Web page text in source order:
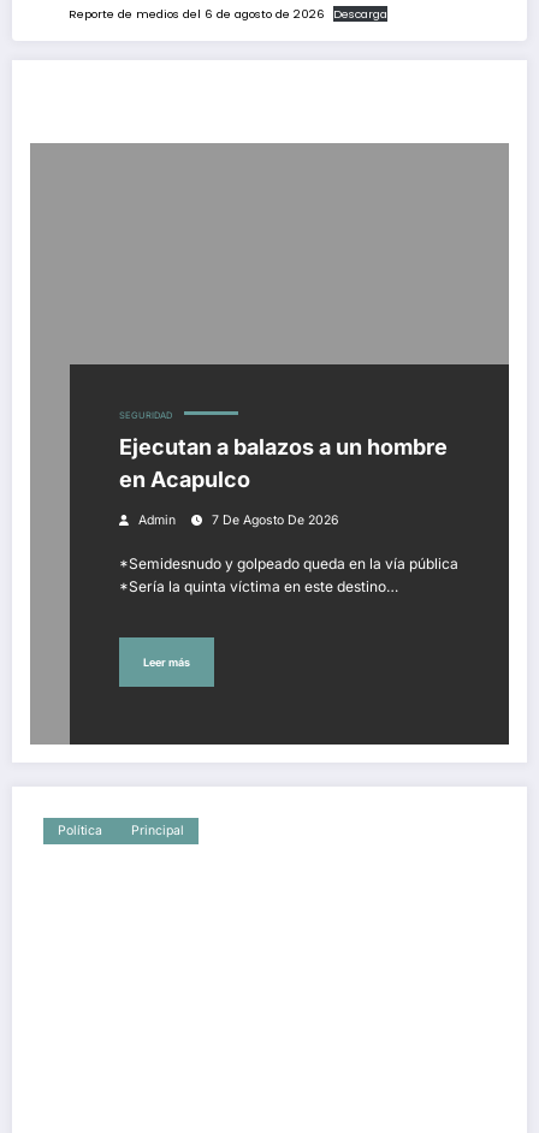
Reporte de medios del 6 de agosto de 2026 Descarga
SEGURIDAD
Ejecutan a balazos a un hombre
en Acapulco
Admin 7 De Agosto De 2026
*Semidesnudo y golpeado queda en la vía pública
*Sería la quinta víctima en este destino…
Leer más
Política Principal